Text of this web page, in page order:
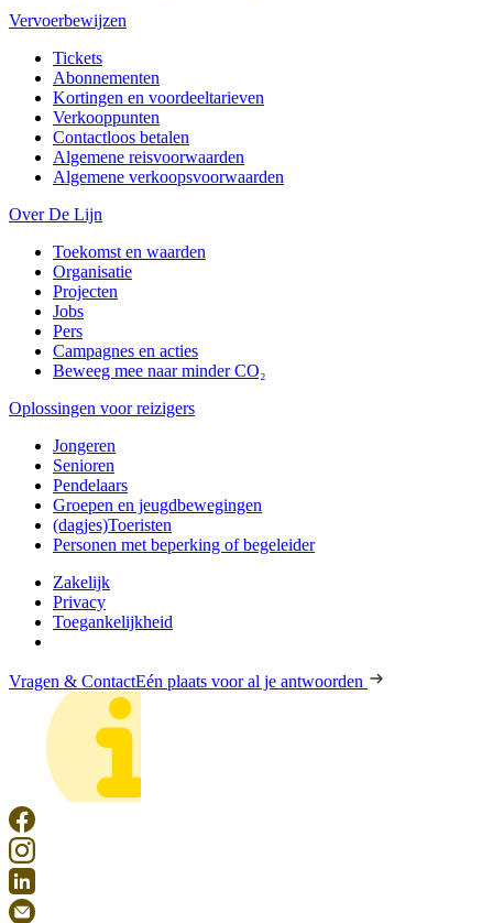
Vervoerbewijzen
Tickets
Abonnementen
Kortingen en voordeeltarieven
Verkooppunten
Contactloos betalen
Algemene reisvoorwaarden
Algemene verkoopsvoorwaarden
Over De Lijn
Toekomst en waarden
Organisatie
Projecten
Jobs
Pers
Campagnes en acties
Beweeg mee naar minder CO₂
Oplossingen voor reizigers
Jongeren
Senioren
Pendelaars
Groepen en jeugdbewegingen
(dagjes)Toeristen
Personen met beperking of begeleider
Zakelijk
Privacy
Toegankelijkheid
Vragen & ContactEén plaats voor al je antwoorden